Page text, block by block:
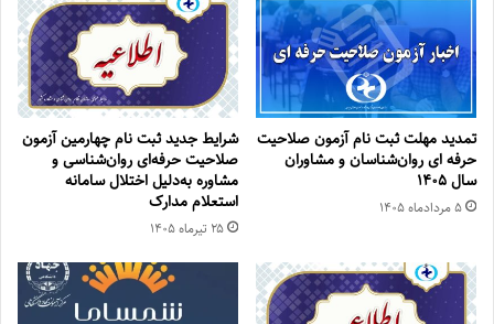
تمدید مهلت ثبت نام آزمون صلاحیت
حرفه ای روان‌شناسان و مشاوران
سال ۱۴۰۵
۵ مرداد‌ماه ۱۴۰۵
شرایط جدید ثبت نام چهارمین آزمون
صلاحیت حرفه‌ای روان‌شناسی و
مشاوره به‌دلیل اختلال سامانه
استعلام مدارک
۲۵ تیر‌ماه ۱۴۰۵